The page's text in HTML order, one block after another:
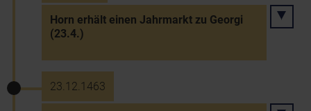
Horn erhält einen Jahrmarkt zu Georgi
(23.4.)
23.12.1463